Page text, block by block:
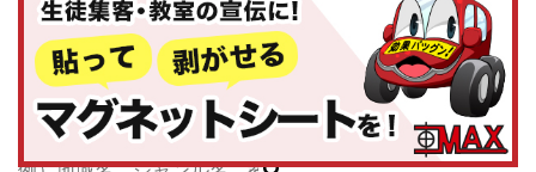
子どもスクールナビ
公式キャラクター
掲載教室数173,463件
ジャンル数135件
6/24現在
神奈川県
中部
新潟県
富山県
石川県
福井県